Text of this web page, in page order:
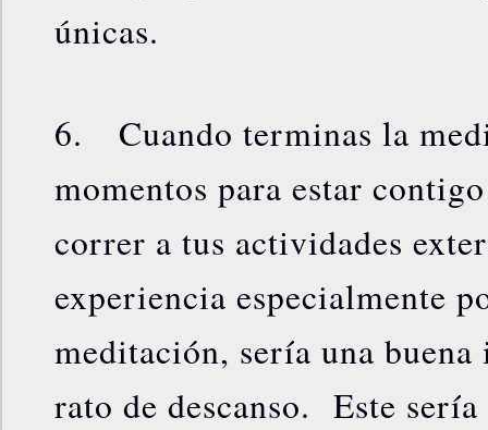
únicas.
6. Cuando terminas la
momentos para estar
correr a tus actividades
experiencia especialmente
meditación, sería una
rato de descanso. Este